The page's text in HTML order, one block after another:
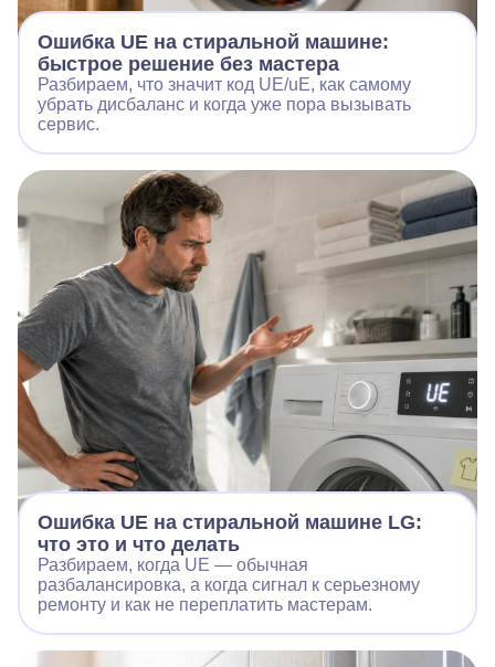
Ошибка UE на стиральной машине:
быстрое решение без мастера
Разбираем, что значит код UE/uE, как самому
убрать дисбаланс и когда уже пора вызывать
сервис.
Ошибка UE на стиральной машине LG:
что это и что делать
Разбираем, когда UE — обычная
разбалансировка, а когда сигнал к серьезному
ремонту и как не переплатить мастерам.